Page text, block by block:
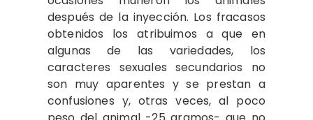
después de la inyección. Los fracasos
obtenidos los atribuimos a que en
algunas de las variedades, los
caracteres sexuales secundarios no
son muy aparentes y se prestan a
confusiones y, otras veces, al poco